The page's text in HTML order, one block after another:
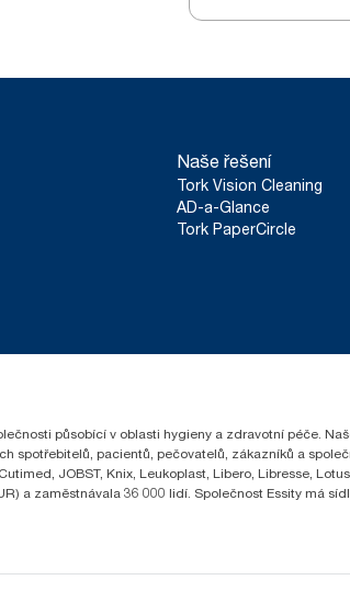
Naše řešení
Tork Vision Cleaning
AD-a-Glance
Tork PaperCircle
působící v oblasti hygieny a zdravotní péče.
spotřebitelů, pacientů, pečovatelů, zákazníků a
JOBST, Knix, Leukoplast, Libero, Libresse,
a zaměstnávala 36 000 lidí. Společnost Essity má